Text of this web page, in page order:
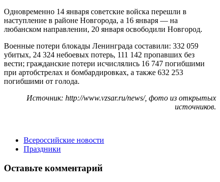
Одновременно 14 января советские войска перешли в
наступление в районе Новгорода, а 16 января — на
любанском направлении, 20 января освободили Новгород.
Военные потери блокады Ленинграда составили: 332 059
убитых, 24 324 небоевых потерь, 111 142 пропавших без
вести; гражданские потери исчислялись 16 747 погибшими
при артобстрелах и бомбардировках, а также 632 253
погибшими от голода.
Источник: http://www.vzsar.ru/news/, фото из открытых
источников.
Всероссийские новости
Праздники
Оставьте комментарий